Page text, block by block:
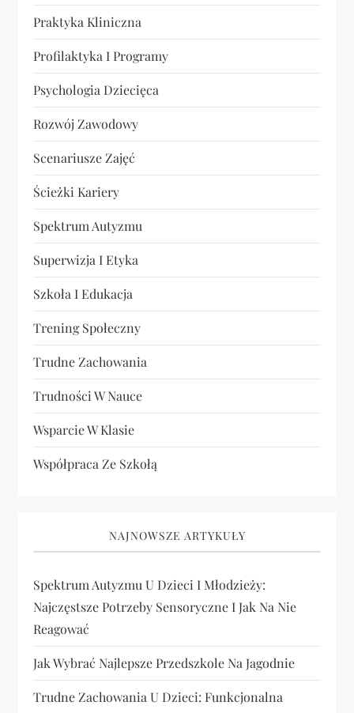
Praktyka Kliniczna
Profilaktyka I Programy
Psychologia Dziecięca
Rozwój Zawodowy
Scenariusze Zajęć
Ścieżki Kariery
Spektrum Autyzmu
Superwizja I Etyka
Szkoła I Edukacja
Trening Społeczny
Trudne Zachowania
Trudności W Nauce
Wsparcie W Klasie
Współpraca Ze Szkołą
NAJNOWSZE ARTYKUŁY
Spektrum Autyzmu U Dzieci I Młodzieży:
Najczęstsze Potrzeby Sensoryczne I Jak Na Nie
Reagować
Jak Wybrać Najlepsze Przedszkole Na Jagodnie
Trudne Zachowania U Dzieci: Funkcjonalna